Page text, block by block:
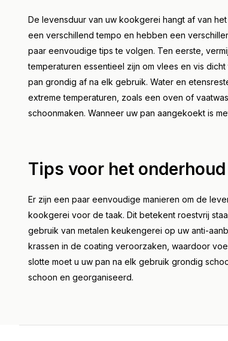
De levensduur van uw kookgerei hangt af van
een verschillend tempo en hebben een
paar eenvoudige tips te volgen. Ten eerste,
temperaturen essentieel zijn om vlees en vis
pan grondig af na elk gebruik. Water en
extreme temperaturen, zoals een oven of
schoonmaken. Wanneer uw pan aangekoekt is
Tips voor het
Er zijn een paar eenvoudige manieren om de
kookgerei voor de taak. Dit betekent roestvrij
gebruik van metalen keukengerei op uw anti-
krassen in de coating veroorzaken, waardoor
slotte moet u uw pan na elk gebruik grondig
schoon en georganiseerd.